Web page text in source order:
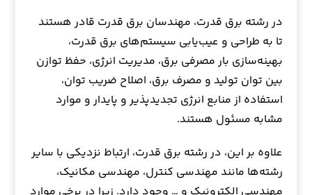
در رشته برق قدرت، مهندسان برق قدرت قادر هستند
تا به طراحی و عیب‌یابی سیستم‌های برق قدرت،
بهینه‌سازی بار مصرفی برق، مدیریت انرژی، حفظ توازن
بین توان تولید و مصرف برق، اصلاح ضریب توان،
استفاده از منابع انرژی تجدیدپذیر و پایدار و موارد
مشابه مسئول هستند.
علاوه بر این، در رشته برق قدرت، ارتباط نزدیکی با سایر
رشته‌ها مانند مهندسی کنترل، مهندسی مکانیک،